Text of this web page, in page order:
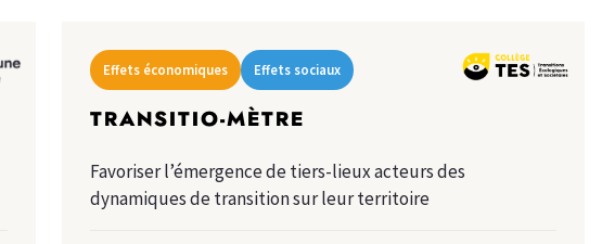
Effets économiques Effets sociaux
TRANSITIO-MÈTRE
Favoriser l’émergence de tiers-lieux acteurs des
dynamiques de transition sur leur territoire